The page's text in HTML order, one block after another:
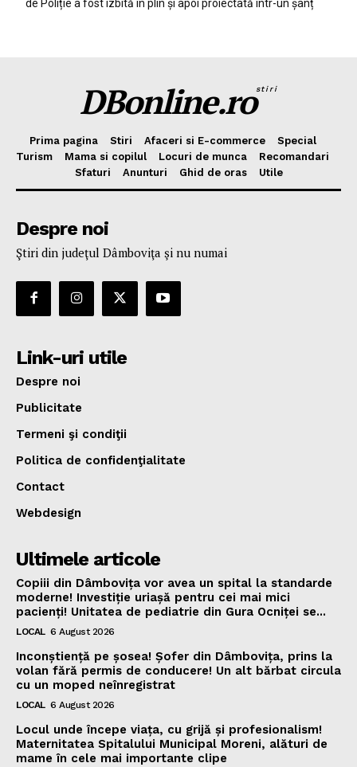
de Poliție a fost izbită în plin și apoi proiectată într-un șanț
DBonline.rostiri
Prima pagina Stiri Afaceri si E-commerce
Special
Turism
Mama si copilul Locuri de munca
Recomandari
Sfaturi
Anunturi Ghid de oras Utile
Despre noi
Ştiri din judeţul Dâmboviţa şi nu numai
Link-uri utile
Despre noi
Publicitate
Termeni şi condiţii
Politica de confidenţialitate
Contact
Webdesign
Ultimele articole
Copiii din Dâmbovița vor avea un spital la standarde
moderne! Investiție uriașă pentru cei mai mici
pacienți! Unitatea de pediatrie din Gura Ocniței se...
LOCAL 6 August 2026
Inconștiență pe șosea! Șofer din Dâmbovița, prins la
volan fără permis de conducere! Un alt bărbat circula
cu un moped neînregistrat
LOCAL 6 August 2026
Locul unde începe viața, cu grijă și profesionalism!
Maternitatea Spitalului Municipal Moreni, alături de
mame în cele mai importante clipe